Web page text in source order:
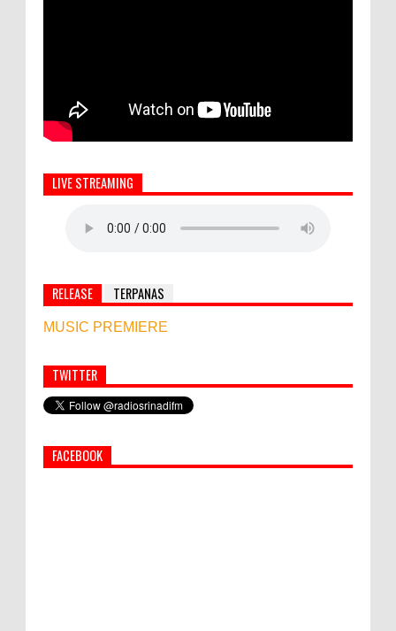
LIVE STREAMING
RELEASE TERPANAS
MUSIC PREMIERE
Simbol Persahabatan, RI Bangun Islamic Centre di
Afghanistan
PEMKAB KLUNGKUNG GELAR PASAR
TWITTER
FACEBOOK